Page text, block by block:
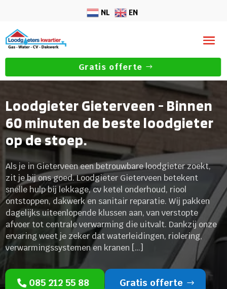
NL EN
Gratis offerte
Loodgieter Gieterveen - Binnen
60 minuten de beste loodgieter
op de stoep.
Als je in Gieterveen een betrouwbare loodgieter zoekt,
zit je bij ons goed. Loodgieter Gieterveen betekent
snelle hulp bij lekkage, cv ketel onderhoud, riool
ontstoppen, dakwerk en sanitair reparatie. Wij pakken
dagelijks uiteenlopende klussen aan, van verstopte
afvoer tot centrale verwarming die uitvalt. Dankzij onze
ervaring weet je zeker dat waterleidingen, riolering,
verwarmingssystemen en kranen […]
085 212 55 88 Gratis offerte